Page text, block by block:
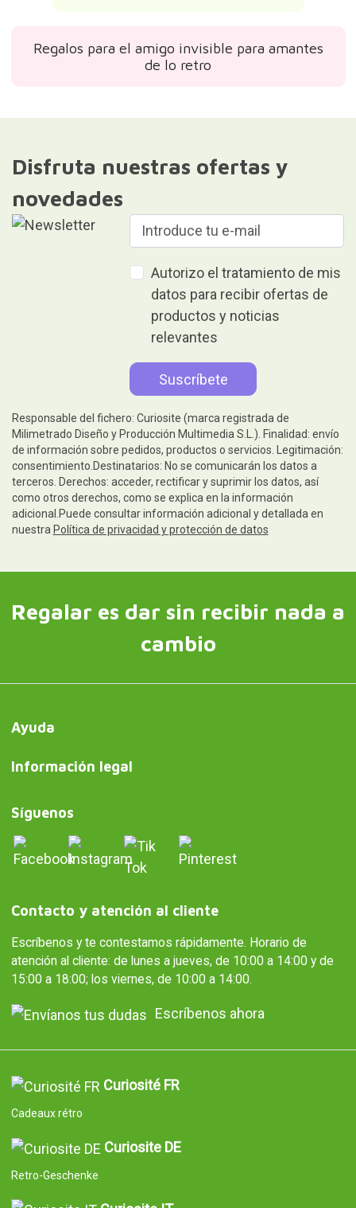
Regalos para el amigo invisible para amantes
de lo retro
Disfruta nuestras ofertas y
novedades
Autorizo el tratamiento de mis
datos para recibir ofertas de
productos y noticias
relevantes
Responsable del fichero: Curiosite (marca registrada de
Milimetrado Diseño y Producción Multimedia S.L.). Finalidad: envío
de información sobre pedidos, productos o servicios. Legitimación:
consentimiento.Destinatarios: No se comunicarán los datos a
terceros. Derechos: acceder, rectificar y suprimir los datos, así
como otros derechos, como se explica en la información
adicional.Puede consultar información adicional y detallada en
nuestra Política de privacidad y protección de datos
Regalar es dar sin recibir nada a
cambio
Ayuda
Información legal
Síguenos
Contacto y atención al cliente
Escríbenos y te contestamos rápidamente. Horario de
atención al cliente: de lunes a jueves, de 10:00 a 14:00 y de
15:00 a 18:00; los viernes, de 10:00 a 14:00.
Escríbenos ahora
Curiosité FR
Cadeaux rétro
Curiosite DE
Retro-Geschenke